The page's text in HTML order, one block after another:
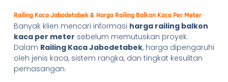
Railing Kaca Jabodetabek & Harga Railing Balkon Kaca Per Meter
Banyak klien mencari informasi harga railing balkon
kaca per meter sebelum memutuskan proyek.
Dalam Railing Kaca Jabodetabek, harga dipengaruhi
oleh jenis kaca, sistem rangka, dan tingkat kesulitan
pemasangan.